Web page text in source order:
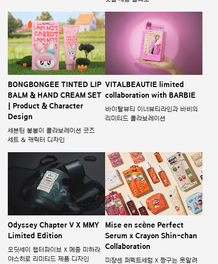
BONGBONGEE TINTED LIP
BALM & HAND CREAM SET
| Product & Character
Design
세븐틴 봉봉이 콜라보레이션 굿즈
세트 & 캐릭터 디자인
VITALBEAUTIE limited
collaboration with BARBIE
바이탈뷰티 이너뷰티라인과 바비의
리미티드 콜라보레이션
Odyssey Chapter V X MMY
Limited Edition
오딧세이 챕터파이브 X 메종 미하라
야스히로 리미티드 제품 디자인
Mise en scène Perfect
Serum x Crayon Shin-chan
Collaboration
미쟝센 퍼펙트세럼 X 짱구는 못말려